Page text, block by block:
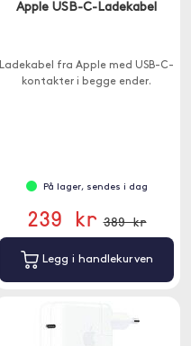
Apple USB-C-Ladekabel
Ladekabel fra Apple med USB-C-
kontakter i begge ender.
På lager, sendes i dag
239 kr 389 kr
Legg i handlekurven